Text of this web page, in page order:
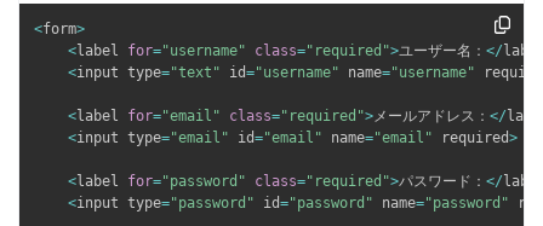
<form>
<label for="username" class="required">ユーザー名： </
<input type="text" id="username" name="username"
<label for="email" class="required">メールアドレス： </
<input type="email" id="email" name="email" required>
<label for="password" class="required">パスワード： </
<input type="password" id="password" name="password"